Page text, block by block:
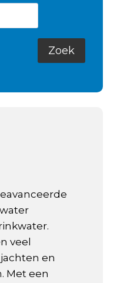
veel
en
Met een